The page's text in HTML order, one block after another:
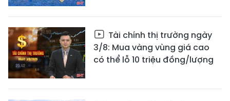
Tài chính thị trường ngày
3/8: Mua vàng vùng giá cao
có thể lỗ 10 triệu đồng/lượng